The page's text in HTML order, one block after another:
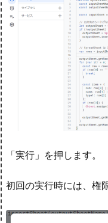
「実行」を押します。
初回の実行時には、権